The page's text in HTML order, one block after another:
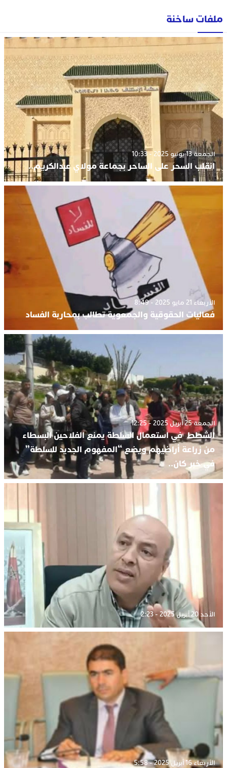
ملفات ساخنة
الجمعة 13 يونيو 2025 - 10:33
انقلب السحر على الساحر بجماعة مولاي عبدالكريم..
الأربعاء 21 مايو 2025 - 8:49
فعاليات الحقوقية والجمعوية تطالب بمحاربة الفساد
الجمعة 25 أبريل 2025 - 12:25
الشطط في استعمال السلطة يمنع الفلاحين البسطاء
من زراعة أراضيهم ويضع “المفهوم الجديد للسلطة”
في خبر كان..
الأحد 20 أبريل 2025 - 2:23
الأربعاء 16 أبريل 2025 - 5:58